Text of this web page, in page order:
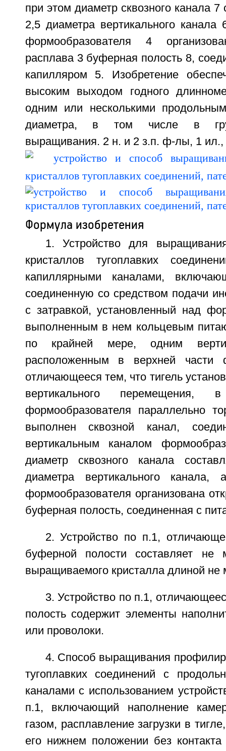
при этом диаметр сквозного канала 7
2,5 диаметра вертикального
формообразователя 4
расплава 3 буферная полость 8,
капилляром 5. Изобретение
высоким выходом годного
одним или несколькими
диаметра, в том числе в
выращивания. 2 н. и 2 з.п. ф-лы, 1 ил.,
Формула изобретения
1. Устройство для
кристаллов тугоплавких
капиллярными каналами,
соединенную со средством подачи
с затравкой, установленный над
выполненным в нем кольцевым
по крайней мере, одним
расположенным в верхней части
отличающееся тем, что тигель
вертикального перемещения,
формообразователя параллельно
выполнен сквозной канал,
вертикальным каналом
диаметр сквозного канала
диаметра вертикального
формообразователя организована
буферная полость, соединенная с
2. Устройство по п.1,
буферной полости составляет
выращиваемого кристалла длиной не
3. Устройство по п.1,
полость содержит элементы
или проволоки.
4. Способ выращивания
тугоплавких соединений с
каналами с использованием
п.1, включающий наполнение
газом, расплавление загрузки в
его нижнем положении без